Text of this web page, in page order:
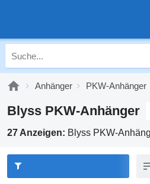
Anhänger PKW-Anhänger
Blyss PKW-Anhänger
27 Anzeigen: Blyss PKW-